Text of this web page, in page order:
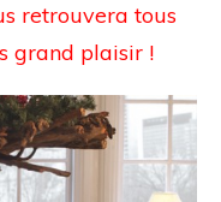
retrouvera tous
grand plaisir !